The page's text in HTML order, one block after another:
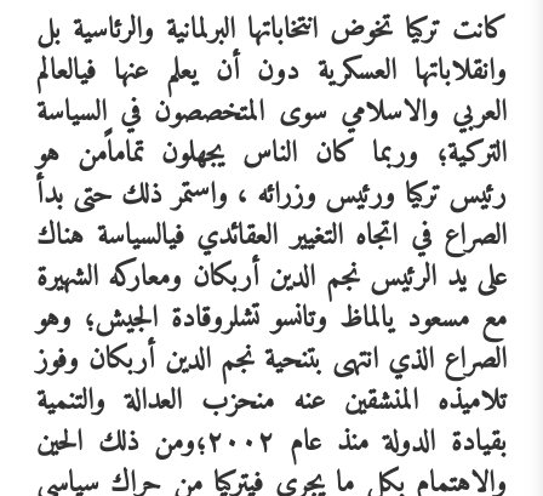
كانت تركيا تخوض انتخاباتها البرلمانية والرئاسية بل
وانقلاباتها العسكرية دون أن يعلم عنها فيالعالم
العربي والاسلامي سوى المتخصصون في السياسة
التركية؛ وربما كان الناس يجهلون تماماًمن هو
رئيستركيا ورئيسوزرائه ، واستمرذلكحتىبدأ
الصراع في اتجاه التغيير العقائدي فيالسياسة هناك
علىيد الرئيسنجم الدينأربكان ومعاركهالشهيرة
مع مسعود يالماظ وتانسو تشلروقادة الجيش؛ وهو
الصراعالذيانتهى بتنحيةنجمالدينأربكان وفوز
تلاميذه المنشقين عنه منحزب العدالة والتنمية
بقيادة الدولة منذ عام ٢٠٠٢؛ومن ذلك الحين